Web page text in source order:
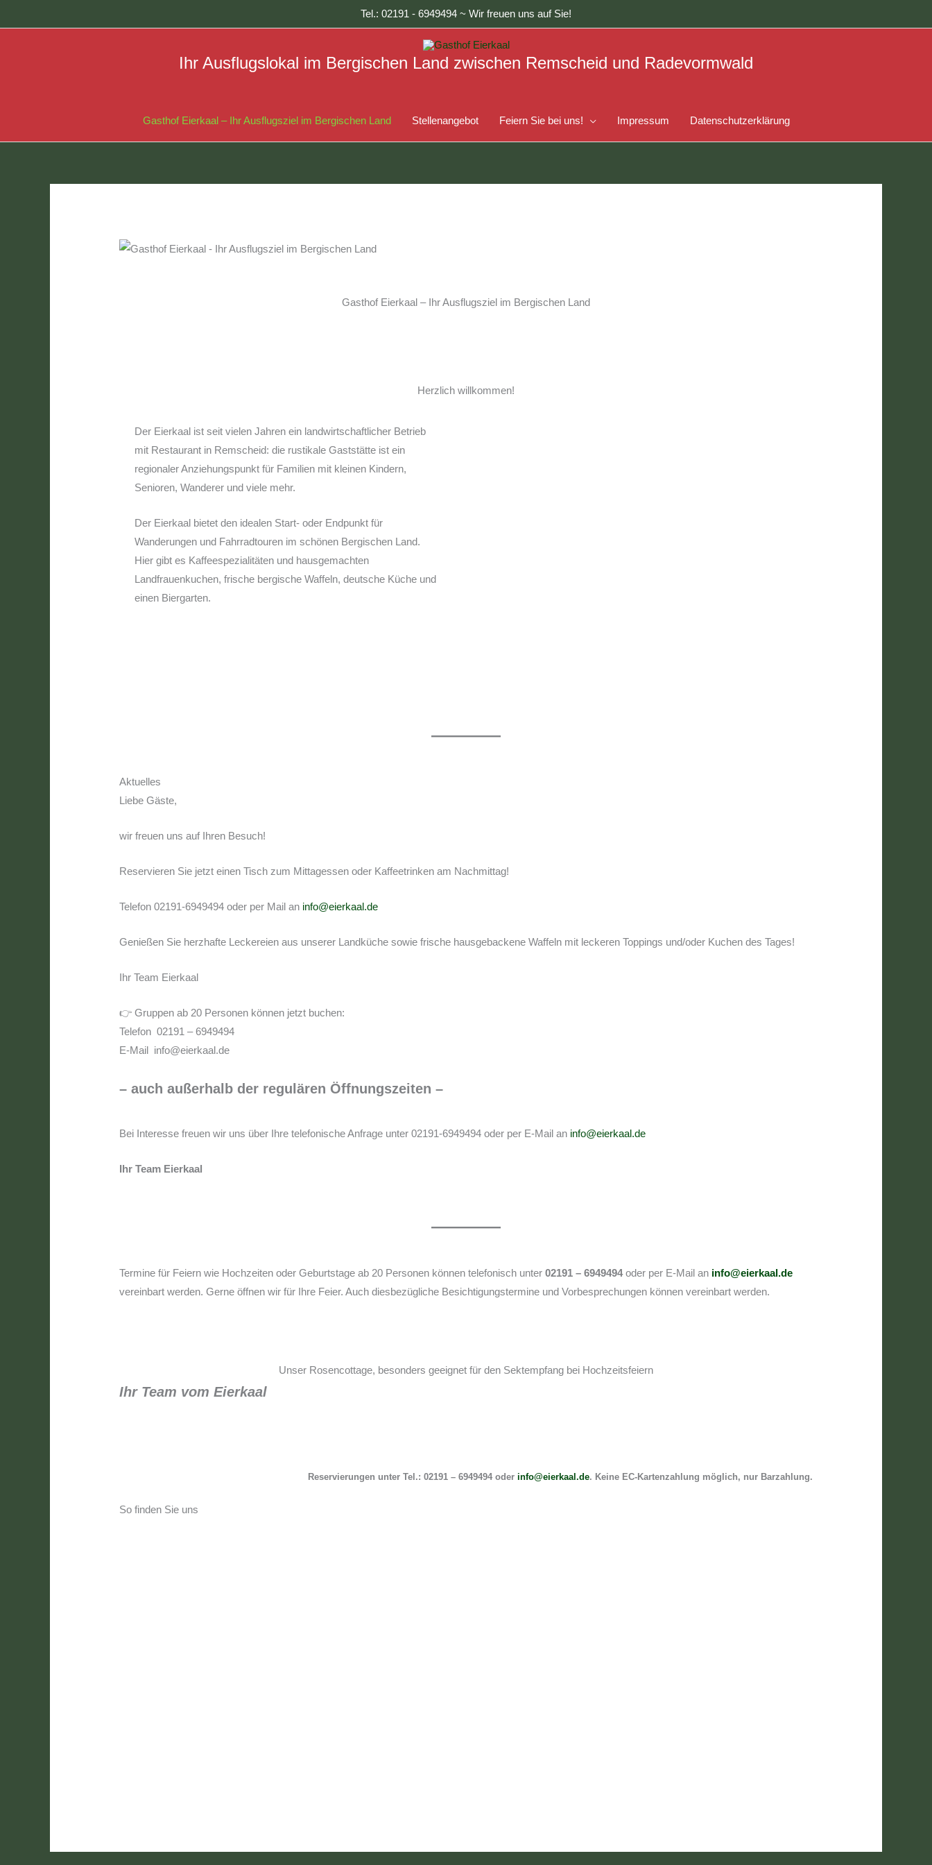
Inhalt
Tel.: 02191 - 6949494 ~ Wir freuen uns auf Sie!
Ihr Ausflugslokal im Bergischen Land zwischen Remscheid und Radevormwald
Gasthof Eierkaal – Ihr Ausflugsziel im Bergischen Land Stellenangebot Feiern Sie bei uns! Impressum Datenschutzerklärung
Gasthof Eierkaal – Ihr Ausflugsziel im Bergischen Land
Herzlich willkommen!
Der Eierkaal ist seit vielen Jahren ein landwirtschaftlicher Betrieb
mit Restaurant in Remscheid: die rustikale Gaststätte ist ein
regionaler Anziehungspunkt für Familien mit kleinen Kindern,
Senioren, Wanderer und viele mehr.
Der Eierkaal bietet den idealen Start- oder Endpunkt für
Wanderungen und Fahrradtouren im schönen Bergischen Land.
Hier gibt es Kaffeespezialitäten und hausgemachten
Landfrauenkuchen, frische bergische Waffeln, deutsche Küche und
einen Biergarten.
Aktuelles
Liebe Gäste,
wir freuen uns auf Ihren Besuch!
Reservieren Sie jetzt einen Tisch zum Mittagessen oder Kaffeetrinken am Nachmittag!
Telefon 02191-6949494 oder per Mail an info@eierkaal.de
Genießen Sie herzhafte Leckereien aus unserer Landküche sowie frische hausgebackene Waffeln mit leckeren Toppings und/oder Kuchen des Tages!
Ihr Team Eierkaal
👉 Gruppen ab 20 Personen können jetzt buchen:
Telefon 02191 – 6949494
E-Mail info@eierkaal.de
– auch außerhalb der regulären Öffnungszeiten –
Bei Interesse freuen wir uns über Ihre telefonische Anfrage unter 02191-6949494 oder per E-Mail an info@eierkaal.de
Ihr Team Eierkaal
Termine für Feiern wie Hochzeiten oder Geburtstage ab 20 Personen können telefonisch unter02191 – 6949494oder per E-Mail an info@eierkaal.de
vereinbart werden. Gerne öffnen wir für Ihre Feier. Auch diesbezügliche Besichtigungstermine und Vorbesprechungen können vereinbart werden.
Unser Rosencottage, besonders geeignet für den Sektempfang bei Hochzeitsfeiern
Ihr Team vom Eierkaal
Reservierungen unter Tel.: 02191 – 6949494 oder info@eierkaal.de. Keine EC-Kartenzahlung möglich, nur Barzahlung.
So finden Sie uns